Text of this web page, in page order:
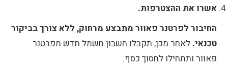
אשרו את ההצטרפות.
החיבור לפרטנר פאוור מתבצע מרחוק, ללא צורך בביקור
טכנאי. לאחר מכן, תקבלו חשבון חשמל חדש מפרטנר
פאוור ותתחילו לחסוך כסף.